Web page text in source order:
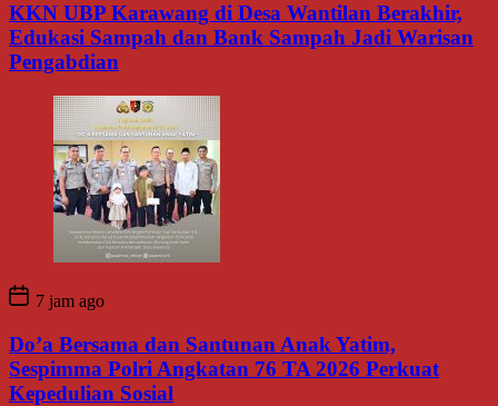
KKN UBP Karawang di Desa Wantilan Berakhir,
Edukasi Sampah dan Bank Sampah Jadi Warisan
Pengabdian
7 jam ago
Do’a Bersama dan Santunan Anak Yatim,
Sespimma Polri Angkatan 76 TA 2026 Perkuat
Kepedulian Sosial